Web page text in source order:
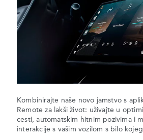
Kombinirajte naše novo jamstvo s
Remote za lakši život: uživajte u
cesti, automatskim hitnim pozivima i
interakcije s vašim vozilom s bilo